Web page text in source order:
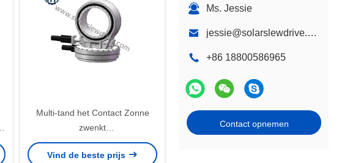
Ms. Jessie
jessie@solarslewdrive.com
+86 18800586965
Contact opnemen
Multi-tand het Contact Zonne
zwenkt
Aandrijvingsversnellingsbak voor
PV Volgend Systeem en
Vind de beste prijs